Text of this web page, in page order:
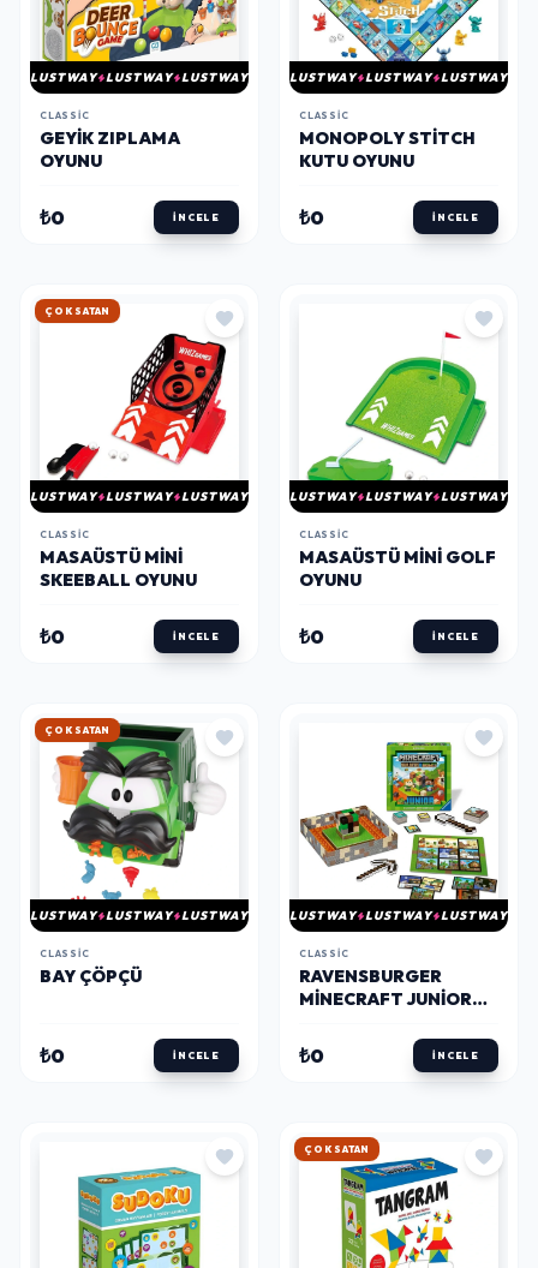
LUSTWAY LUSTWAY LUSTWAY
CLASSIC
GEYIK ZIPLAMA
OYUNU
₺0 İNCELE
LUSTWAY LUSTWAY LUSTWAY
CLASSIC
MONOPOLY STITCH
KUTU OYUNU
₺0 İNCELE
HIZLI KARGO
LUSTWAY LUSTWAY LUSTWAY
CLASSIC
MASAÜSTÜ MINI
SKEEBALL OYUNU
₺0 İNCELE
LUSTWAY LUSTWAY LUSTWAY
CLASSIC
MASAÜSTÜ MINI GOLF
OYUNU
₺0 İNCELE
HIZLI KARGO
LUSTWAY LUSTWAY LUSTWAY
CLASSIC
BAY ÇÖPÇÜ
₺0 İNCELE
LUSTWAY LUSTWAY LUSTWAY
CLASSIC
RAVENSBURGER
MINECRAFT JUNIOR
₺0 İNCELE
HIZLI KARGO